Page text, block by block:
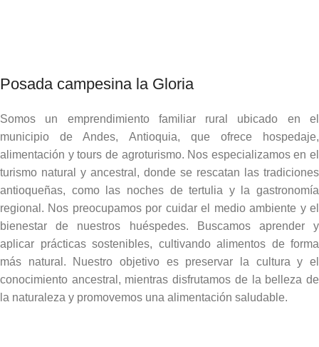
Posada campesina la Gloria
Somos un emprendimiento familiar rural ubicado en el
municipio de Andes, Antioquia, que ofrece hospedaje,
alimentación y tours de agroturismo. Nos especializamos en el
turismo natural y ancestral, donde se rescatan las tradiciones
antioqueñas, como las noches de tertulia y la gastronomía
regional. Nos preocupamos por cuidar el medio ambiente y el
bienestar de nuestros huéspedes. Buscamos aprender y
aplicar prácticas sostenibles, cultivando alimentos de forma
más natural. Nuestro objetivo es preservar la cultura y el
conocimiento ancestral, mientras disfrutamos de la belleza de
la naturaleza y promovemos una alimentación saludable.